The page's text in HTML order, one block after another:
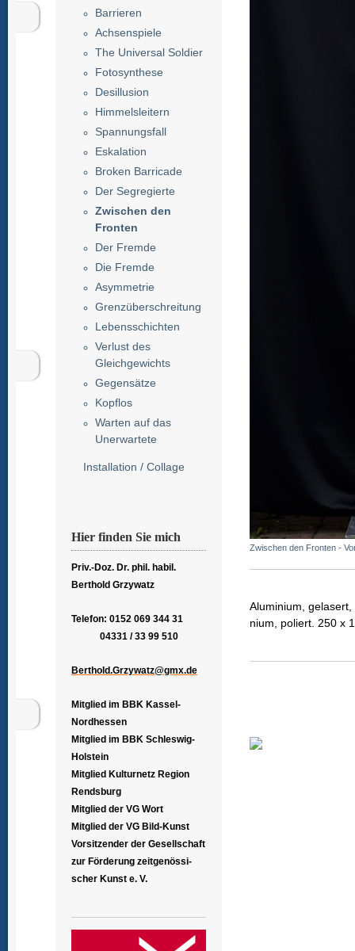
Barrieren
Achsenspiele
The Universal Soldier
Fotosynthese
Desillusion
Himmelsleitern
Spannungsfall
Eskalation
Broken Barricade
Der Segregierte
Zwischen den
Fronten
Der Fremde
Die Fremde
Asymmetrie
Grenzüberschreitung
Lebensschichten
Verlust des
Gleichgewichts
Gegensätze
Kopflos
Warten auf das
Unerwartete
Installation / Collage
Hier finden Sie mich
Priv.-Doz. Dr. phil. habil.
Berthold Grzywatz
Telefon: 0152 069 344 31
04331 / 33 99 510
Berthold.Grzywatz@gmx.de
Mitglied im BBK Kassel-
Nordhessen
Mitglied im BBK Schleswig-
Holstein
Mitglied Kulturnetz Region
Rendsburg
Mitglied der VG Wort
Mitglied der VG Bild-Kunst
Vorsitzender der Gesellschaft
zur Förderung zeitgenössi-
scher Kunst e. V.
Zwischen den Fronten -
Aluminium,
nium, poliert. 250 x